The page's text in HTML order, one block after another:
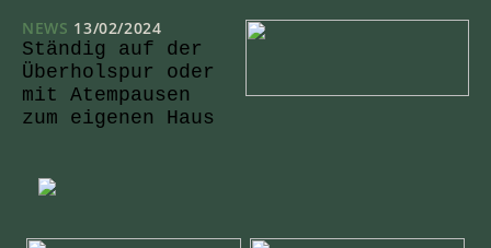
NEWS 13/02/2024
Ständig auf der
Überholspur oder
mit Atempausen
zum eigenen Haus